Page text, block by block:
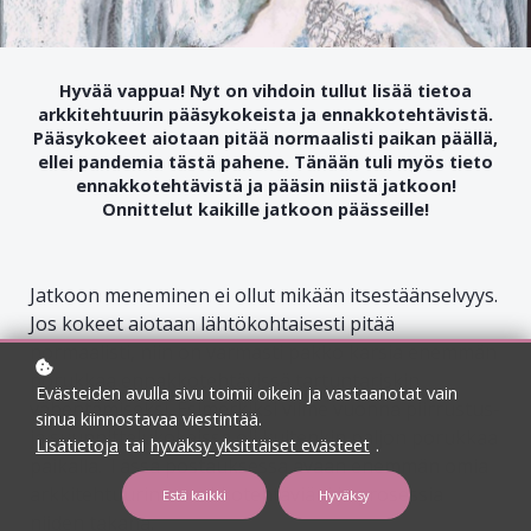
Hyvää vappua! Nyt on vihdoin tullut lisää tietoa
arkkitehtuurin pääsykokeista ja ennakkotehtävistä.
Pääsykokeet aiotaan pitää normaalisti paikan päällä,
ellei pandemia tästä pahene. Tänään tuli myös tieto
ennakkotehtävistä ja pääsin niistä jatkoon!
Onnittelut kaikille jatkoon päässeille!
Jatkoon meneminen ei ollut mikään itsestäänselvyys.
Jos kokeet aiotaan lähtökohtaisesti pitää
normaalisti, niin on varmasti pakko karsia enemmän
porukkaa ennakkotehtävissä tartuntariskin
vähentämiseksi. Esimerkiksi viime vuonna piirrustus-
ja suunnittelukokeissa oli kuitenkin paljon porukkaa
paikalla. Tässä postauksessa avaan enemmän omia
arkkitehtuurin ennakkotehtäviäni ja prosessia
niiden takana.
Evästeiden avulla sivu toimii oikein ja vastaanotat vain
sinua kiinnostavaa viestintää.
Lisätietoja tai hyväksy yksittäiset evästeet .
Estä kaikki Hyväksy